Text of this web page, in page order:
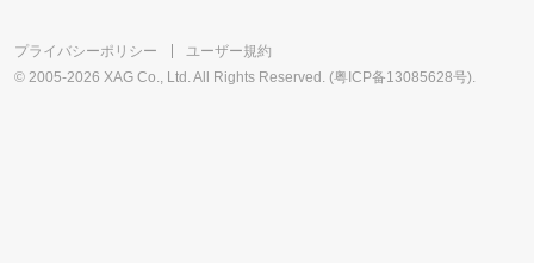
プライバシーポリシー
ユーザー規約
© 2005-2026 XAG Co., Ltd. All Rights Reserved. (粤ICP备13085628号).